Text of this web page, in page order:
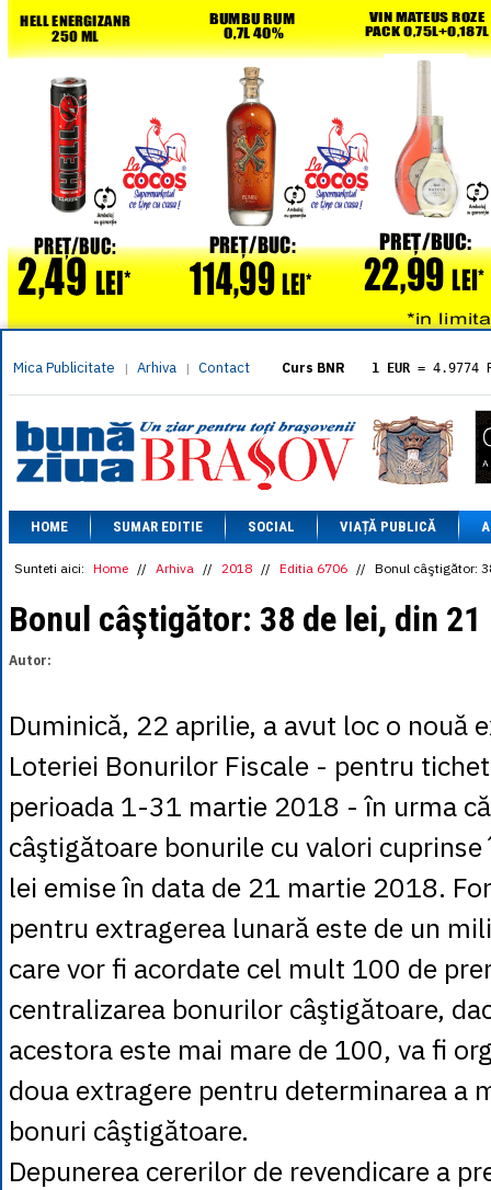
Mica Publicitate | Arhiva | Contact Curs BNR 1 EUR = 4.9774
= 5.8304
1 XAU= 464.4611
1 AED= 1.1933
1 AUD= 2.7957
1 BGN= 2.5449
1 CAD= 3.1559
1 CHF= 5.2813
1 CNY = 0.6015
1 DKK= 0.6668
1 EGP
= 0.0860
1 MDL = 0.2538
1 NOK = 0.4191
1 PLN = 1.1646
1 RUB = 0.0530
1 SEK = 0.4526
1 TRY= 0.1141
1 UAH= 0.1048
1 XDR
= 5.9383
1 ZAR
= 0.2318
HOME SUMAR EDITIE SOCIAL VIAȚĂ PUBLICĂ
Sunteti aici: Home // Arhiva // 2018 // Editia 6706 // Bonul câştigător:
Bonul câştigător: 38 de lei, din
Autor:
Duminică, 22 aprilie, a avut loc o nouă
Loteriei Bonurilor Fiscale - pentru
perioada 1-31 martie 2018 - în urma
câştigătoare bonurile cu valori
lei emise în data de 21 martie 2018.
pentru extragerea lunară este de un
care vor fi acordate cel mult 100 de
centralizarea bonurilor câştigătoare,
acestora este mai mare de 100, va fi
doua extragere pentru determinarea a
bonuri câştigătoare.
Depunerea cererilor de revendicare a